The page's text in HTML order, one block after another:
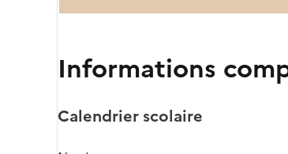
Informations
Calendrier scolaire